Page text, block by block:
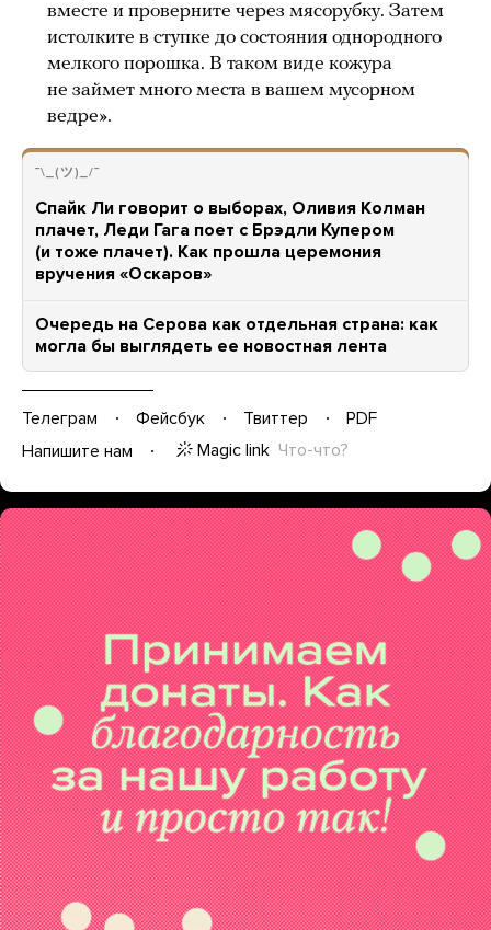
вместе и проверните через мясорубку. Затем
истолките в ступке до состояния однородного
мелкого порошка. В таком виде кожура
не займет много места в вашем мусорном
ведре».
¯\_(ツ)_/¯
Спайк Ли говорит о выборах, Оливия Колман
плачет, Леди Гага поет с Брэдли Купером
(и тоже плачет). Как прошла церемония
вручения «Оскаров»
Очередь на Серова как отдельная страна: как
могла бы выглядеть ее новостная лента
Телеграм Фейсбук Твиттер
PDF
Напишите нам
Magic link Что-что?